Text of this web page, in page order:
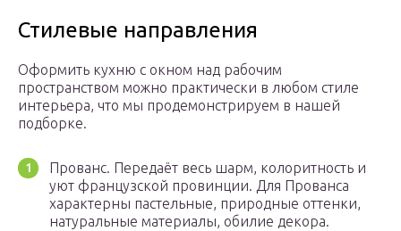
Стилевые направления
Оформить кухню с окном над рабочим
пространством можно практически в любом стиле
интерьера, что мы продемонстрируем в нашей
подборке.
Прованс. Передаёт весь шарм, колоритность и
уют французской провинции. Для Прованса
характерны пастельные, природные оттенки,
натуральные материалы, обилие декора.